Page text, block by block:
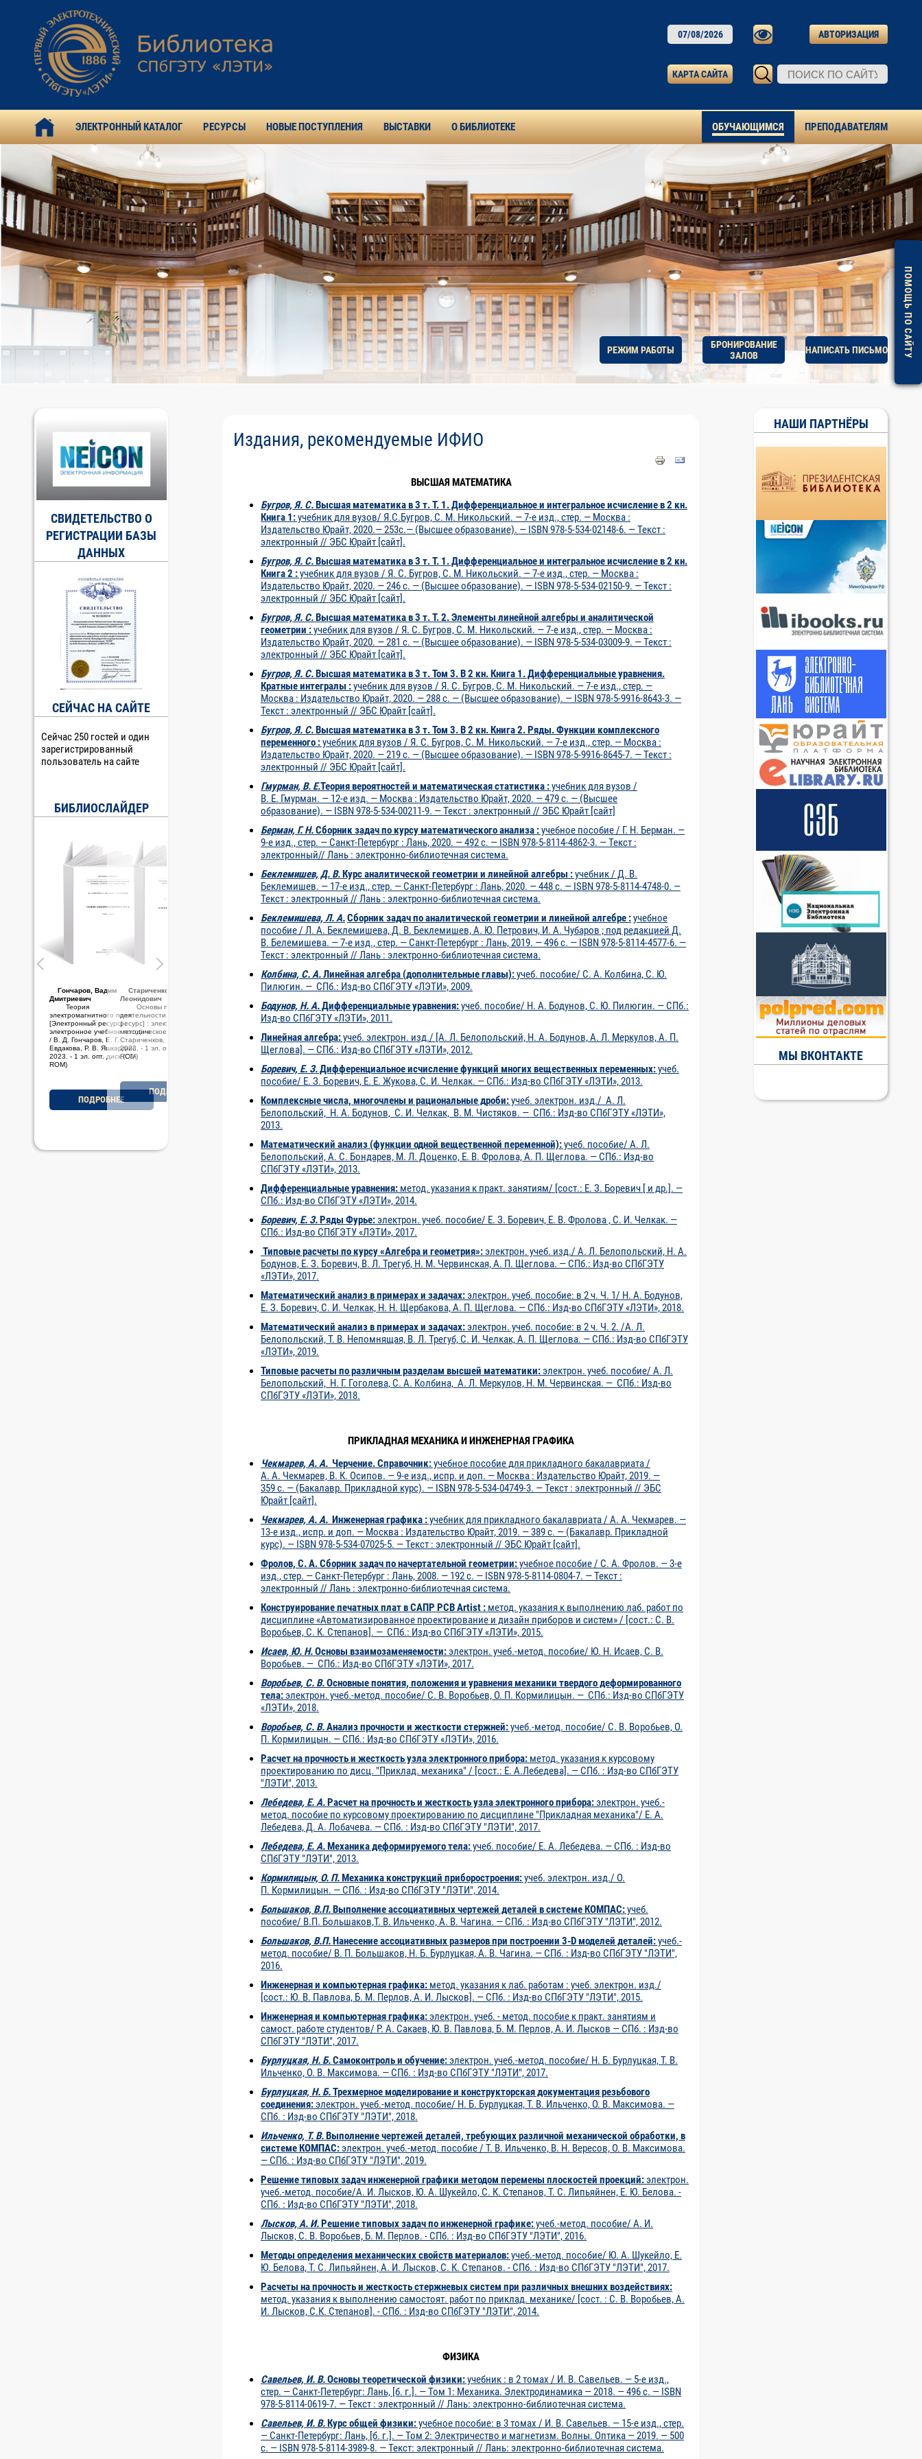
07/08/2026
КАРТА САЙТА
АВТОРИЗАЦИЯ
ЭЛЕКТРОННЫЙ КАТАЛОГ РЕСУРСЫ НОВЫЕ ПОСТУПЛЕНИЯ ВЫСТАВКИ О БИБЛИОТЕКЕ ОБУЧАЮЩИМСЯ ПРЕПОДАВАТЕЛЯМ
РЕЖИМ РАБОТЫ
БРОНИРОВАНИЕ
ЗАЛОВ
НАПИСАТЬ ПИСЬМО
СВИДЕТЕЛЬСТВО О
РЕГИСТРАЦИИ БАЗЫ
ДАННЫХ
СЕЙЧАС НА САЙТЕ
Сейчас 250 гостей и один
зарегистрированный
пользователь на сайте
БИБЛИОСЛАЙДЕР
Стариченков, Алексей
Леонидович
Основы проектной
деятельности [Электронный
ресурс] : электронное учебно-
методическое пособие / А. Л.
Стариченков, М. Ф. Савельев,
2023. - 1 эл. опт. диск (CD-
ROM)
ПОДРОБНЕЕ
Издания, рекомендуемые ИФИО
ВЫСШАЯ МАТЕМАТИКА
Бугров, Я. С.Высшая математика в 3 т. Т. 1. Дифференциальное и интегральное исчисление в 2 кн.
Книга 1:учебник для вузов/ Я.С.Бугров, С. М. Никольский. — 7-е изд., стер. — Москва :
Издательство Юрайт, 2020.— 253с.— (Высшее образование). — ISBN 978-5-534-02148-6. — Текст :
электронный // ЭБС Юрайт [сайт].
Бугров, Я. С.Высшая математика в 3 т. Т. 1. Дифференциальное и интегральное исчисление в 2 кн.
Книга 2 :учебник для вузов / Я. С. Бугров, С. М. Никольский. — 7-е изд., стер. — Москва :
Издательство Юрайт, 2020. — 246 с. — (Высшее образование). — ISBN 978-5-534-02150-9. — Текст :
электронный // ЭБС Юрайт [сайт].
Бугров, Я. С.Высшая математика в 3 т. Т. 2. Элементы линейной алгебры и аналитической
геометрии :учебник для вузов / Я. С. Бугров, С. М. Никольский. — 7-е изд., стер. — Москва :
Издательство Юрайт, 2020. — 281 с. — (Высшее образование). — ISBN 978-5-534-03009-9. — Текст :
электронный // ЭБС Юрайт [сайт].
Бугров, Я. С.Высшая математика в 3 т. Том 3. В 2 кн. Книга 1. Дифференциальные уравнения.
Кратные интегралы :учебник для вузов / Я. С. Бугров, С. М. Никольский. — 7-е изд., стер. —
Москва : Издательство Юрайт, 2020. — 288 с. — (Высшее образование). — ISBN 978-5-9916-8643-3. —
Текст : электронный // ЭБС Юрайт [сайт].
Бугров, Я. С.Высшая математика в 3 т. Том 3. В 2 кн. Книга 2. Ряды. Функции комплексного
переменного :учебник для вузов / Я. С. Бугров, С. М. Никольский. — 7-е изд., стер. — Москва :
Издательство Юрайт, 2020. — 219 с. — (Высшее образование). — ISBN 978-5-9916-8645-7. — Текст :
электронный // ЭБС Юрайт [сайт].
Гмурман, В. Е.Теория вероятностей и математическая статистика :учебник для вузов /
В. Е. Гмурман. — 12-е изд. — Москва : Издательство Юрайт, 2020. — 479 с. — (Высшее
образование). — ISBN 978-5-534-00211-9. — Текст : электронный // ЭБС Юрайт [сайт]
Берман, Г. Н.Сборник задач по курсу математического анализа :учебное пособие / Г. Н. Берман. —
9-е изд., стер. — Санкт-Петербург : Лань, 2020. — 492 с. — ISBN 978-5-8114-4862-3. — Текст :
электронный// Лань : электронно-библиотечная система.
Беклемишев, Д. В.Курс аналитической геометрии и линейной алгебры :учебник / Д. В.
Беклемишев. — 17-е изд., стер. — Санкт-Петербург : Лань, 2020. — 448 с. — ISBN 978-5-8114-4748-0. —
Текст : электронный // Лань : электронно-библиотечная система.
Беклемишева, Л. А.Сборник задач по аналитической геометрии и линейной алгебре :учебное
пособие / Л. А. Беклемишева, Д. В. Беклемишев, А. Ю. Петрович, И. А. Чубаров ; под редакцией Д.
В. Белемишева. — 7-е изд., стер. — Санкт-Петербург : Лань, 2019. — 496 с. — ISBN 978-5-8114-4577-6. —
Текст : электронный // Лань : электронно-библиотечная система.
Колбина, С. А.Линейная алгебра (дополнительные главы):учеб. пособие/ С. А. Колбина, С. Ю.
Пилюгин. — СПб.: Изд-во СПбГЭТУ «ЛЭТИ», 2009.
Бодунов, Н. А.Дифференциальные уравнения:учеб. пособие/ Н. А. Бодунов, С. Ю. Пилюгин. — СПб.:
Изд-во СПбГЭТУ «ЛЭТИ», 2011.
Линейная алгебра:учеб. электрон. изд./ [А. Л. Белопольский, Н. А. Бодунов, А. Л. Меркулов, А. П.
Щеглова]. — СПб.: Изд-во СПбГЭТУ «ЛЭТИ», 2012.
Боревич, Е. З.Дифференциальное исчисление функций многих вещественных переменных:учеб.
пособие/ Е. З. Боревич, Е. Е. Жукова, С. И. Челкак. — СПб.: Изд-во СПбГЭТУ «ЛЭТИ», 2013.
Комплексные числа, многочлены и рациональные дроби:учеб. электрон. изд./ А. Л.
Белопольский, Н. А. Бодунов, С. И. Челкак, В. М. Чистяков. — СПб.: Изд-во СПбГЭТУ «ЛЭТИ»,
2013.
Математический анализ (функции одной вещественной переменной):учеб. пособие/ А. Л.
Белопольский, А. С. Бондарев, М. Л. Доценко, Е. В. Фролова, А. П. Щеглова. — СПб.: Изд-во
СПбГЭТУ «ЛЭТИ», 2013.
Дифференциальные уравнения: метод. указания к практ. занятиям/ [сост.: Е. З. Боревич [ и др.]. —
СПб.: Изд-во СПбГЭТУ «ЛЭТИ», 2014.
Боревич, Е. З.Ряды Фурье:электрон. учеб. пособие/ Е. З. Боревич, Е. В. Фролова , С. И. Челкак. —
СПб.: Изд-во СПбГЭТУ «ЛЭТИ», 2017.
Типовые расчеты по курсу «Алгебра и геометрия»:электрон. учеб. изд./ А. Л. Белопольский, Н. А.
Бодунов, Е. З. Боревич, В. Л. Трегуб, Н. М. Червинская, А. П. Щеглова. — СПб.: Изд-во СПбГЭТУ
«ЛЭТИ», 2017.
Математический анализ в примерах и задачах:электрон. учеб. пособие: в 2 ч. Ч. 1/ Н. А. Бодунов,
Е. З. Боревич, С. И. Челкак, Н. Н. Щербакова, А. П. Щеглова. — СПб.: Изд-во СПбГЭТУ «ЛЭТИ», 2018.
Математический анализ в примерах и задачах:электрон. учеб. пособие: в 2 ч. Ч. 2. /А. Л.
Белопольский, Т. В. Непомнящая, В. Л. Трегуб, С. И. Челкак, А. П. Щеглова. — СПб.: Изд-во СПбГЭТУ
«ЛЭТИ», 2019.
Типовые расчеты по различным разделам высшей математики:электрон. учеб. пособие/ А. Л.
Белопольский, Н. Г. Гоголева, С. А. Колбина, А. Л. Меркулов, Н. М. Червинская. — СПб.: Изд-во
СПбГЭТУ «ЛЭТИ», 2018.
ПРИКЛАДНАЯ МЕХАНИКА И ИНЖЕНЕРНАЯ ГРАФИКА
Чекмарев, А. А. Черчение. Справочник:учебное пособие для прикладного бакалавриата /
А. А. Чекмарев, В. К. Осипов. — 9-е изд., испр. и доп. — Москва : Издательство Юрайт, 2019. —
359 с. — (Бакалавр. Прикладной курс). — ISBN 978-5-534-04749-3. — Текст : электронный // ЭБС
Юрайт [сайт].
Чекмарев, А. А. Инженерная графика :учебник для прикладного бакалавриата / А. А. Чекмарев. —
13-е изд., испр. и доп. — Москва : Издательство Юрайт, 2019. — 389 с. — (Бакалавр. Прикладной
курс). — ISBN 978-5-534-07025-5. — Текст : электронный // ЭБС Юрайт [сайт].
Фролов, С. А. Сборник задач по начертательной геометрии:учебное пособие / С. А. Фролов. — 3-е
изд., стер. — Санкт-Петербург : Лань, 2008. — 192 с. — ISBN 978-5-8114-0804-7. — Текст :
электронный // Лань : электронно-библиотечная система.
Конструирование печатных плат в САПР PCB Artist : метод. указания к выполнению лаб. работ по
дисциплине «Автоматизированное проектирование и дизайн приборов и систем» / [сост.: С. В.
Воробьев, С. К. Степанов]. — СПб.: Изд-во СПбГЭТУ «ЛЭТИ», 2015.
Исаев, Ю. Н.Основы взаимозаменяемости:электрон. учеб.-метод. пособие/ Ю. Н. Исаев, С. В.
Воробьев. — СПб.: Изд-во СПбГЭТУ «ЛЭТИ», 2017.
Воробьев, С. В.Основные понятия, положения и уравнения механики твердого деформированного
тела:электрон. учеб.-метод. пособие/ С. В. Воробьев, О. П. Кормилицын. — СПб.: Изд-во СПбГЭТУ
«ЛЭТИ», 2018.
Воробьев, С. В.Анализ прочности и жесткости стержней:учеб.-метод. пособие/ С. В. Воробьев, О.
П. Кормилицын. — СПб.: Изд-во СПбГЭТУ «ЛЭТИ», 2016.
Расчет на прочность и жесткость узла электронного прибора: метод. указания к курсовому
проектированию по дисц. "Приклад. механика" / [сост.: Е. А.Лебедева]. — СПб. : Изд-во СПбГЭТУ
"ЛЭТИ", 2013.
Лебедева, Е. А.Расчет на прочность и жесткость узла электронного прибора:электрон. учеб.-
метод. пособие по курсовому проектированию по дисциплине "Прикладная механика"/ Е. А.
Лебедева, Д. А. Лобачева. — СПб. : Изд-во СПбГЭТУ "ЛЭТИ", 2017.
Лебедева, Е. А.Механика деформируемого тела:учеб. пособие/ Е. А. Лебедева. — СПб. : Изд-во
СПбГЭТУ "ЛЭТИ", 2013.
Кормилицын, О. П.Механика конструкций приборостроения:учеб. электрон. изд./ О.
П. Кормилицын. — СПб. : Изд-во СПбГЭТУ "ЛЭТИ", 2014.
Большаков, В.П.Выполнение ассоциативных чертежей деталей в системе КОМПАС:учеб.
пособие/ В.П. Большаков,Т. В. Ильченко, А. В. Чагина. — СПб. : Изд-во СПбГЭТУ "ЛЭТИ", 2012.
Большаков, В.П.Нанесение ассоциативных размеров при построении 3-D моделей деталей:учеб.-
метод. пособие/ В. П. Большаков, Н. Б. Бурлуцкая, А. В. Чагина. — СПб. : Изд-во СПбГЭТУ "ЛЭТИ",
2016.
Инженерная и компьютерная графика: метод. указания к лаб. работам : учеб. электрон. изд./
[сост.: Ю. В. Павлова, Б. М. Перлов, А. И. Лысков]. — СПб. : Изд-во СПбГЭТУ "ЛЭТИ", 2015.
Инженерная и компьютерная графика:электрон. учеб. - метод. пособие к практ. занятиям и
самост. работе студентов/ Р. А. Сакаев, Ю. В. Павлова, Б. М. Перлов, А. И. Лысков — СПб. : Изд-во
СПбГЭТУ "ЛЭТИ", 2017.
Бурлуцкая, Н. Б.Самоконтроль и обучение:электрон. учеб.-метод. пособие/ Н. Б. Бурлуцкая, Т. В.
Ильченко, О. В. Максимова. — СПб. : Изд-во СПбГЭТУ "ЛЭТИ", 2017.
Бурлуцкая, Н. Б.Трехмерное моделирование и конструкторская документация резьбового
соединения:электрон. учеб.-метод. пособие/ Н. Б. Бурлуцкая, Т. В. Ильченко, О. В. Максимова. —
СПб. : Изд-во СПбГЭТУ "ЛЭТИ", 2018.
Ильченко, Т. В.Выполнение чертежей деталей, требующих различной механической обработки, в
системе КОМПАС:электрон. учеб.-метод. пособие / Т. В. Ильченко, В. Н. Вересов, О. В. Максимова.
— СПб. : Изд-во СПбГЭТУ "ЛЭТИ", 2019.
Решение типовых задач инженерной графики методом перемены плоскостей проекций:электрон.
учеб.-метод. пособие/А. И. Лысков, Ю. А. Шукейло, С. К. Степанов, Т. С. Липьяйнен, Е. Ю. Белова. -
СПб. : Изд-во СПбГЭТУ "ЛЭТИ", 2018.
Лысков, А. И.Решение типовых задач по инженерной графике:учеб.-метод. пособие/ А. И.
Лысков, С. В. Воробьев, Б. М. Перлов. - СПб. : Изд-во СПбГЭТУ "ЛЭТИ", 2016.
Методы определения механических свойств материалов:учеб.-метод. пособие/ Ю. А. Шукейло, Е.
Ю. Белова, Т. С. Липьяйнен, А. И. Лысков, С. К. Степанов. - СПб. : Изд-во СПбГЭТУ "ЛЭТИ", 2017.
Расчеты на прочность и жесткость стержневых систем при различных внешних воздействиях:
метод. указания к выполнению самостоят. работ по приклад. механике/ [сост. : С. В. Воробьев, А.
И. Лысков, С.К. Степанов]. - СПб. : Изд-во СПбГЭТУ "ЛЭТИ", 2014.
ФИЗИКА
Савельев, И. В.Основы теоретической физики:учебник : в 2 томах / И. В. Савельев. — 5-е изд.,
стер. — Санкт-Петербург: Лань, [б. г.]. — Том 1: Механика. Электродинамика — 2018. — 496 с. — ISBN
978-5-8114-0619-7. — Текст : электронный // Лань: электронно-библиотечная система.
Савельев, И. В.Курс общей физики:учебное пособие: в 3 томах / И. В. Савельев. — 15-е изд., стер.
— Санкт-Петербург: Лань, [б. г.]. — Том 2: Электричество и магнетизм. Волны. Оптика — 2019. — 500
с. — ISBN 978-5-8114-3989-8. — Текст: электронный // Лань: электронно-библиотечная система.
НАШИ ПАРТНЁРЫ
МЫ ВКОНТАКТЕ
ПОМОЩЬ ПО САЙТУ